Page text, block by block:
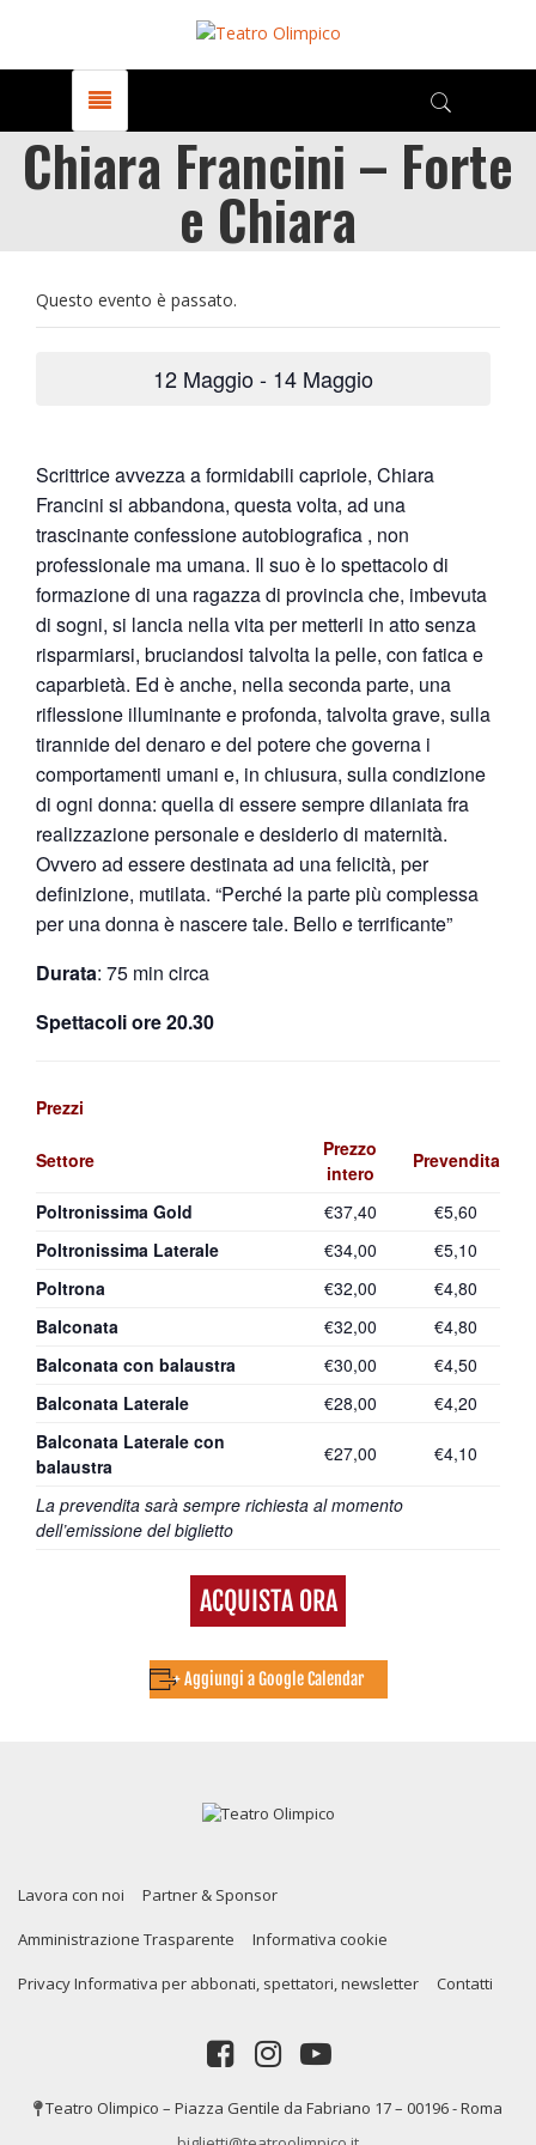
Chiara Francini – Forte
e Chiara
Questo evento è passato.
12 Maggio- 14 Maggio
Scrittrice avvezza a formidabili capriole, Chiara
Francini si abbandona, questa volta, ad una
trascinante confessione autobiografica , non
professionale ma umana. Il suo è lo spettacolo di
formazione di una ragazza di provincia che, imbevuta
di sogni, si lancia nella vita per metterli in atto senza
risparmiarsi, bruciandosi talvolta la pelle, con fatica e
caparbietà. Ed è anche, nella seconda parte, una
riflessione illuminante e profonda, talvolta grave, sulla
tirannide del denaro e del potere che governa i
comportamenti umani e, in chiusura, sulla condizione
di ogni donna: quella di essere sempre dilaniata fra
realizzazione personale e desiderio di maternità.
Ovvero ad essere destinata ad una felicità, per
definizione, mutilata. “Perché la parte più complessa
per una donna è nascere tale. Bello e terrificante”
Durata: 75 min circa
Spettacoli ore 20.30
Prezzi
Settore
Prezzo
intero
Prevendita
La prevendita sarà sempre richiesta al momento
dell’emissione del biglietto
Poltronissima Gold €37,40
€5,60
Poltronissima Laterale
€34,00
€5,10
Poltrona
€32,00
€4,80
Balconata
€32,00
€4,80
Balconata con balaustra
€30,00
€4,50
Balconata Laterale
€28,00
€4,20
Balconata Laterale con
balaustra
€27,00 €4,10
ACQUISTA ORA
+ Aggiungi a Google Calendar
Lavora con noi Partner & Sponsor
Amministrazione Trasparente Informativa cookie
Privacy Informativa per abbonati, spettatori, newsletter Contatti
Teatro Olimpico – Piazza Gentile da Fabriano 17 – 00196 - Roma